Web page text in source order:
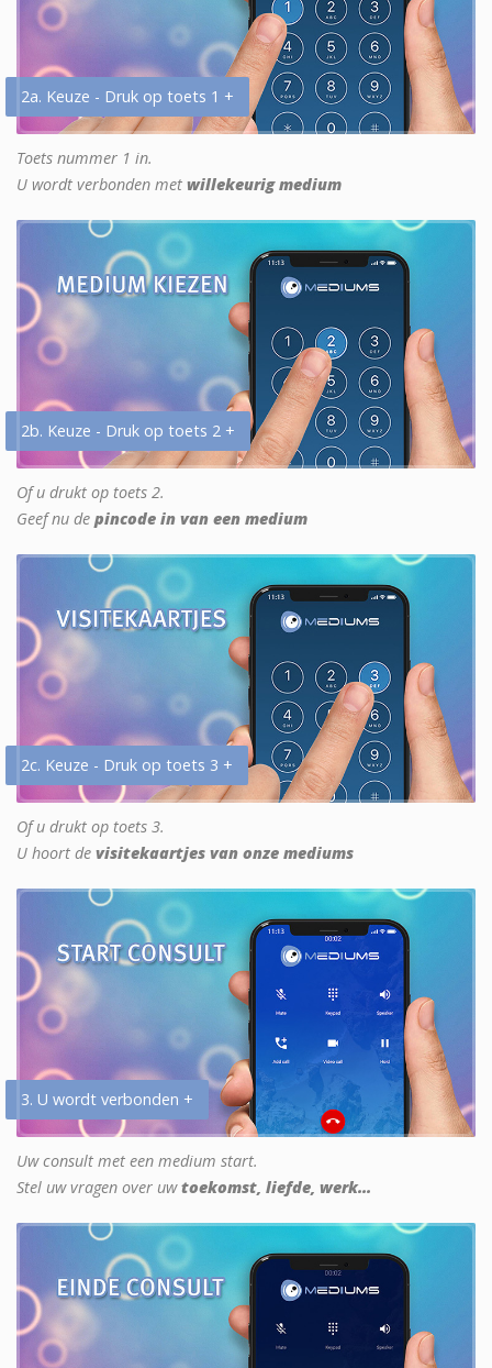
2a. Keuze - Druk op toets 1 +
Toets nummer 1 in.
U wordt verbonden met willekeurig medium
2b. Keuze - Druk op toets 2 +
Of u drukt op toets 2.
Geef nu de pincode in van een medium
2c. Keuze - Druk op toets 3 +
Of u drukt op toets 3.
U hoort de visitekaartjes van onze mediums
3. U wordt verbonden +
Uw consult met een medium start.
Stel uw vragen over uwtoekomst, liefde, werk...